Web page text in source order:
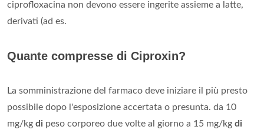
ciprofloxacina non devono essere ingerite assieme a latte,
derivati (ad es.
Quante compresse di Ciproxin?
La somministrazione del farmaco deve iniziare il più presto
possibile dopo l'esposizione accertata o presunta. da 10
mg/kg di peso corporeo due volte al giorno a 15 mg/kg di